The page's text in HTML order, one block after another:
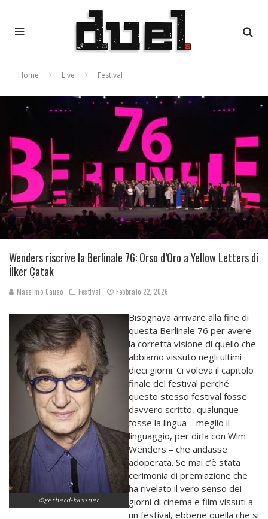
Home Live Festival
Wenders riscrive la Berlinale 76: Orso d’Oro a Yellow Letters di
İlker Çatak
Massimo Causo Festival Febbraio 22, 2026
©gerhard-kassner
Bisognava arrivare alla fine di
questa Berlinale 76 per avere
la corretta visione di quello che
abbiamo vissuto negli ultimi
dieci giorni. Ci voleva il capitolo
finale del festival perché
questo stesso festival fosse
davvero scritto, qualunque
fosse la lingua – meglio il
linguaggio, per dirla con Wim
Wenders – che andasse
adoperata. Se mai c’è stata
cerimonia di premiazione che
ha rivelato il vero senso dei
giorni di cinema e film vissuti a
un festival, ebbene quella che si